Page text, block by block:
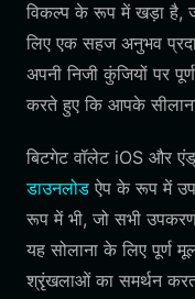
विकल्प के रूप में खड़ा है,
लिए एक सहज अनुभव
अपनी निजी कुंजियों पर
करते हुए कि आपके
बिटगेट वॉलेट iOS और
डाउनलोड ऐप के रूप में
रूप में भी, जो सभी
यह सोलाना के लिए पूर्ण
श्रृंखलाओं का समर्थन